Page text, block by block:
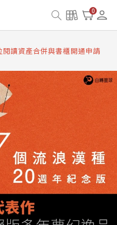
0
動網路降速演練提醒
讀資產合併與書櫃開通申請
開通常見問題
升級重要說明及資產合併結果
動網路降速演練提醒